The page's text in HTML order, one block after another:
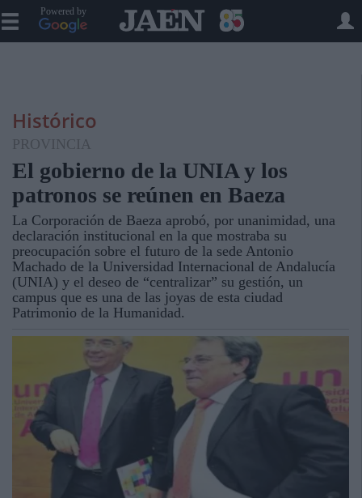
Powered by
Histórico
PROVINCIA
El gobierno de la UNIA y los
patronos se reúnen en Baeza
La Corporación de Baeza aprobó, por unanimidad, una
declaración institucional en la que mostraba su
preocupación sobre el futuro de la sede Antonio
Machado de la Universidad Internacional de Andalucía
(UNIA) y el deseo de “centralizar” su gestión, un
campus que es una de las joyas de esta ciudad
Patrimonio de la Humanidad.